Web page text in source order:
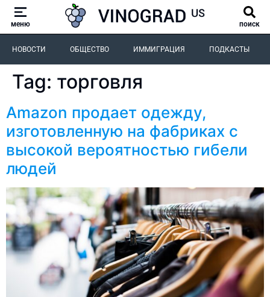
меню поиск
НОВОСТИ ОБЩЕСТВО ИММИГРАЦИЯ ПОДКАСТЫ
Tag: торговля
Amazon продает одежду,
изготовленную на фабриках с
высокой вероятностью гибели
людей